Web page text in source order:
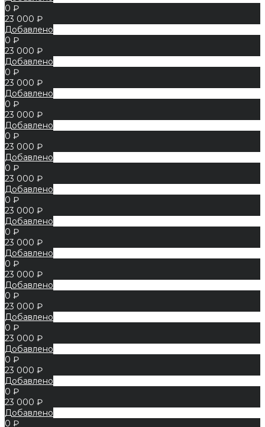
0 ₽
23 000 ₽
Добавлено
0 ₽
23 000 ₽
Добавлено
0 ₽
23 000 ₽
Добавлено
0 ₽
23 000 ₽
Добавлено
0 ₽
23 000 ₽
Добавлено
0 ₽
23 000 ₽
Добавлено
0 ₽
23 000 ₽
Добавлено
0 ₽
23 000 ₽
Добавлено
0 ₽
23 000 ₽
Добавлено
0 ₽
23 000 ₽
Добавлено
0 ₽
23 000 ₽
Добавлено
0 ₽
23 000 ₽
Добавлено
0 ₽
23 000 ₽
Добавлено
0 ₽